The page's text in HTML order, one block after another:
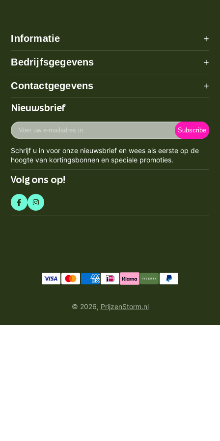
Informatie +
Algemene voorwaarden
Betaalmethode
Verzenden
Klachten
Spaarpunten Programma
Retourneren & Annuleren
Bedrijfsgegevens +
Privacy Policy
Cookie Policy
Contact
Blogs
Contactgegevens +
Adres: Poeldijk (geen bezoekadres)
Maandag - Vrijdag 09:00-17:00
KVK-nummer: 71550224
BTW-nummer: NL858759123b01
Nieuwsbrief
Voer
uw
mailadres
in
Subscribe
Schrijf u in voor onze nieuwsbrief en wees als eerste op de
hoogte van kortingsbonnen en speciale promoties.
Volg ons op!
© 2026, PrijzenStorm.nl